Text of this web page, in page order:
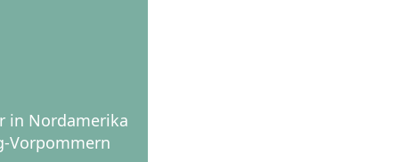
in Nordamerika
Vorpommern